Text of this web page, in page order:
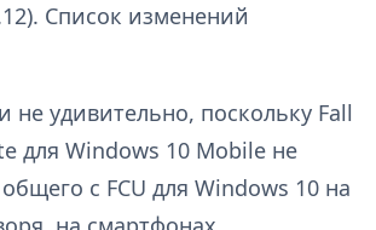
Список изменений
не удивительно, поскольку Fall
для Windows 10 Mobile не
с FCU для Windows 10 на